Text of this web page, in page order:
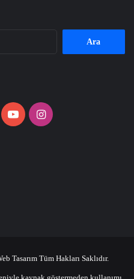
YouTubeInstagram
Tasarım Tüm Hakları Saklıdır.